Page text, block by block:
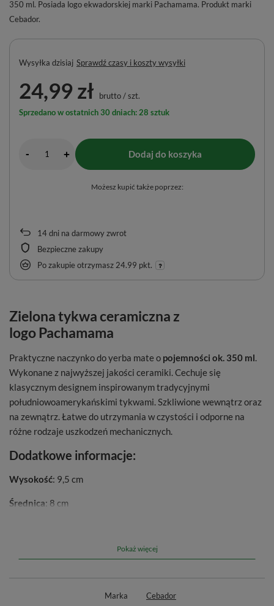
350 ml. Posiada logo ekwadorskiej marki Pachamama. Produkt marki
Cebador.
14dni na darmowy zwrot
Bezpieczne zakupy
Po zakupie otrzymasz24.99 pkt.
Wysyłka dzisiaj Sprawdź czasy i koszty wysyłki
24,99 zł brutto/szt.
Sprzedano w ostatnich 30 dniach: 28 sztuk
- + Dodaj do koszyka
Możesz kupić także poprzez:
Zielona tykwa ceramiczna z
logo Pachamama
Praktyczne naczynko do yerba mate o pojemności ok. 350 ml.
Wykonane z najwyższej jakości ceramiki. Cechuje się
klasycznym designem inspirowanym tradycyjnymi
południowoamerykańskimi tykwami. Szkliwione wewnątrz oraz
na zewnątrz. Łatwe do utrzymania w czystości i odporne na
różne rodzaje uszkodzeń mechanicznych.
Dodatkowe informacje:
Wysokość: 9,5 cm
Średnica: 8 cm
Pamiętaj o curado naczynka! Nie wiesz jak je zrobić? Sprawdź
mate?
Pokaż więcej
Marka
Cebador